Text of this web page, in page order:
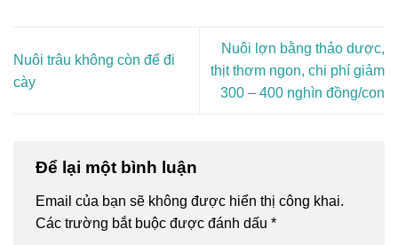
Nuôi trâu không còn để đi
cày
Nuôi lợn bằng thảo dược,
thịt thơm ngon, chi phí giảm
300 – 400 nghìn đồng/con
Để lại một bình luận
Email của bạn sẽ không được hiển thị công khai.
Các trường bắt buộc được đánh dấu *